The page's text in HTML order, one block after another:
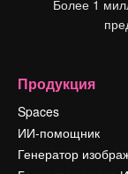
Более 1
Продукция
Spaces
ИИ-помощник
Генератор